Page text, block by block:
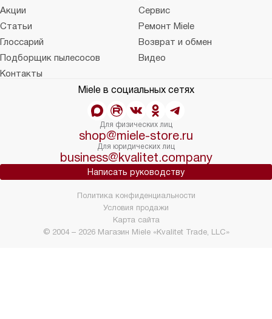
Акции
Сервис
Статьи
Ремонт Miele
Глоссарий
Возврат и обмен
Подборщик пылесосов
Видео
Контакты
Miele в социальных сетях
Для физических лиц
shop@miele-store.ru
Для юридических лиц
business@kvalitet.company
Написать руководству
© 2004 – 2026 Магазин Miele «Kvalitet Trade, LLC»
Политика конфиденциальности
Условия продажи
Карта сайта